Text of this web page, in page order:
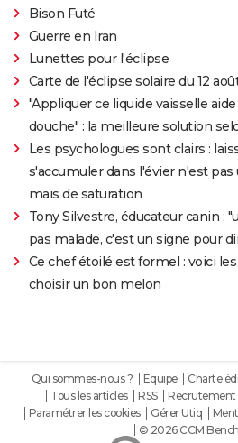
Bison Futé
Guerre en Iran
Lunettes pour l'éclipse
Carte de l'éclipse solaire du 12
"Appliquer ce liquide vaisselle
douche" : la meilleure solution
Les psychologues sont clairs :
s'accumuler dans l'évier n'est pas
mais de saturation
Tony Silvestre, éducateur canin :
pas malade, c'est un signe pour
Ce chef étoilé est formel : voici
choisir un bon melon
Qui sommes-nous ? Equipe Charte
Tous les articles
RSS Recrutement
Paramétrer les cookies
Gérer Utiq
© 2026 CCM